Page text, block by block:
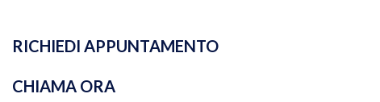
RICHIEDI APPUNTAMENTO
CHIAMA ORA